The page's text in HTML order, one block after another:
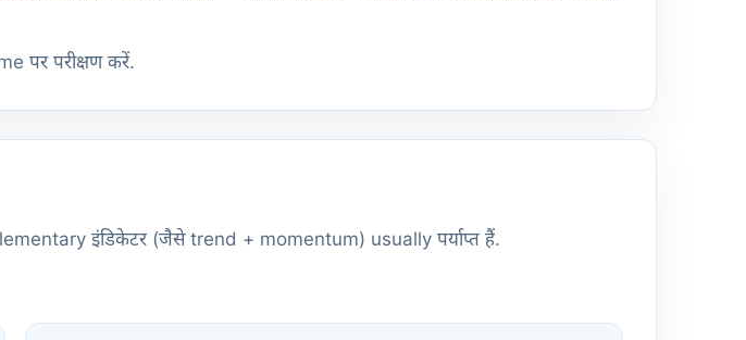
पर परीक्षण करें.
इंडिकेटर (जैसे trend + momentum) usually पर्याप्त हैं.